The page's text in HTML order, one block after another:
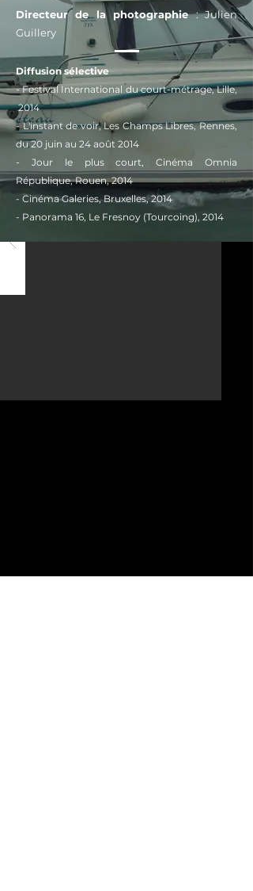
Directeur de la photographie: Julien
Guillery
Diffusion sélective
-Festival International du court-métrage, Lille,
2014
- L'instantde voir, Les Champs Libres, Rennes,
du 20 juin au 24 août 2014
- Jour le plus court, Cinéma Omnia
République, Rouen, 2014
- Cinéma Galeries, Bruxelles, 2014
- Panorama 16, Le Fresnoy (Tourcoing), 2014